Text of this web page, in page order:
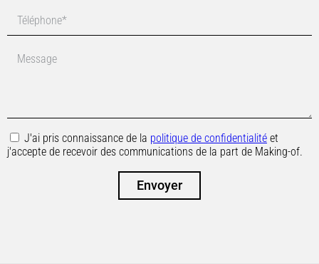
J'ai pris connaissance de la politique de confidentialité et
j'accepte de recevoir des communications de la part de Making-of.
Envoyer